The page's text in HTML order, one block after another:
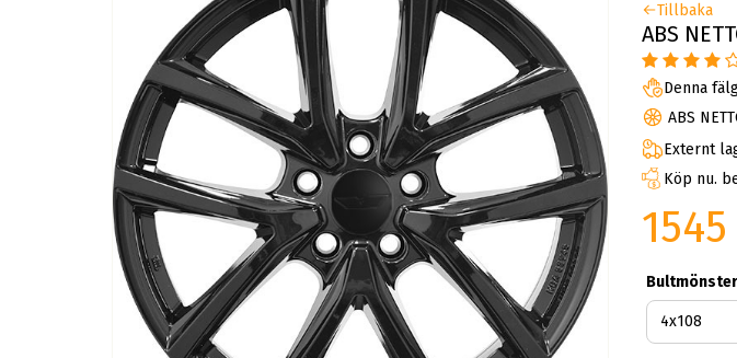
Tillbaka
ABS
Denna
ABS
Externt
Köp nu.
Bultmönster